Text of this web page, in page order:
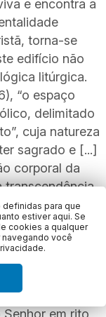
para que
estiver aqui. Se
cookies a qualquer
navegando você
e encontra a
torna-se
edifício não
litúrgica.
“o espaço
delimitado
cuja natureza
sagrado e [...]
corporal da
transcendência
É
no Rito
que, “por
e imagem da
conveniente